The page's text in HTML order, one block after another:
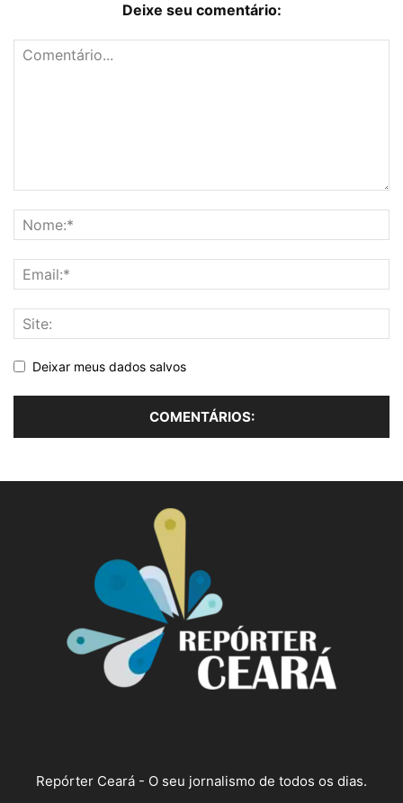
Deixe seu comentário:
Deixar meus dados salvos
Repórter Ceará - O seu jornalismo de todos os dias.